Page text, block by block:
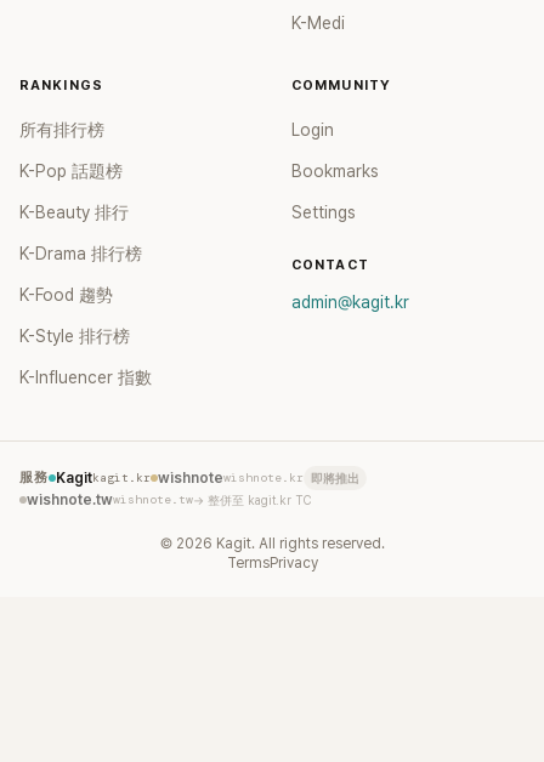
K-Medi
RANKINGS
所有排行榜
K-Pop 話題榜
K-Beauty 排行
K-Drama 排行榜
K-Food 趨勢
K-Style 排行榜
K-Influencer 指數
COMMUNITY
Login
Bookmarks
Settings
CONTACT
admin@kagit.kr
服務 Kagitkagit.kr wishnotewishnote.kr 即將推出
wishnote.twwishnote.tw→ 整併至 kagit.kr TC
© 2026 Kagit. All rights reserved.
TermsPrivacy